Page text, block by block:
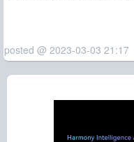
posted @ 2023-03-03 21:17